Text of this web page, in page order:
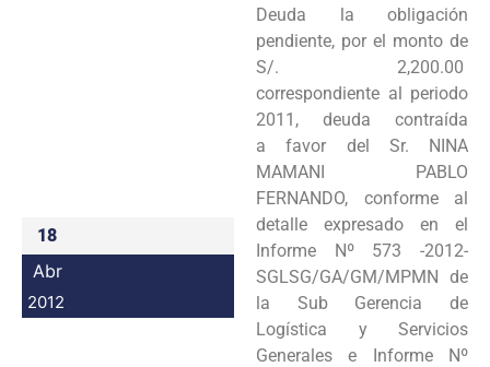
Programas
18
Abr
2012
Deuda la obligación
pendiente, por el monto de
S/. 2,200.00
correspondiente al periodo
2011, deuda contraída
a favor del Sr. NINA
MAMANI PABLO
FERNANDO, conforme al
detalle expresado en el
Informe Nº 573 -2012-
SGLSG/GA/GM/MPMN de
la Sub Gerencia de
Logística y Servicios
Generales e Informe Nº